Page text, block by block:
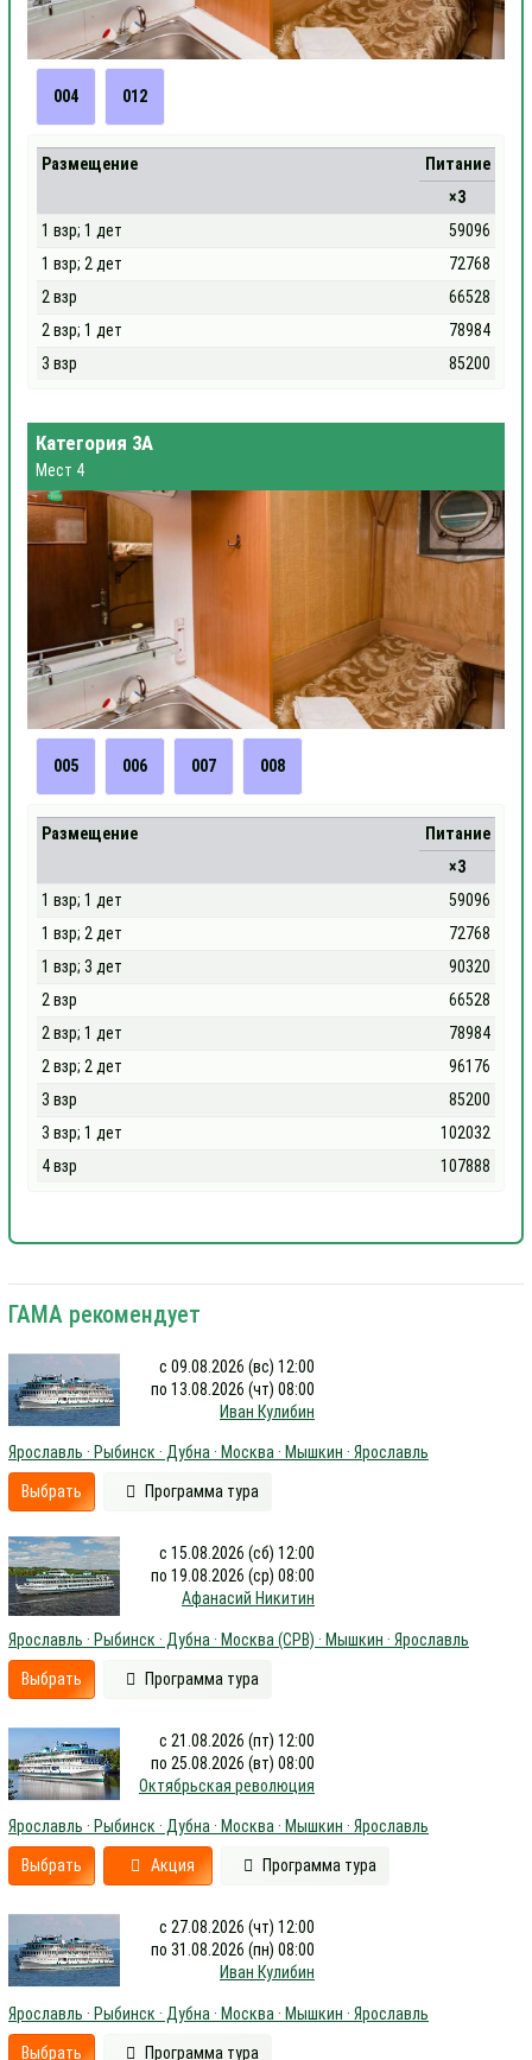
004 012
Размещение
Питание
×3
1 взр; 1 дет
59096
1 взр; 2 дет
72768
2 взр
66528
2 взр; 1 дет
78984
3 взр
85200
Категория 3А
Мест 4
005 006 007 008
Размещение
Питание
×3
1 взр; 1 дет
59096
1 взр; 2 дет
72768
1 взр; 3 дет
90320
2 взр
66528
2 взр; 1 дет
78984
2 взр; 2 дет
96176
3 взр
85200
3 взр; 1 дет
102032
4 взр
107888
ГАМА рекомендует
с 09.08.2026 (вс) 12:00
по 13.08.2026 (чт) 08:00
Иван Кулибин
Ярославль · Рыбинск · Дубна · Москва · Мышкин · Ярославль
Выбрать Программа тура
с 15.08.2026 (сб) 12:00
по 19.08.2026 (ср) 08:00
Афанасий Никитин
Ярославль · Рыбинск · Дубна · Москва (СРВ) · Мышкин · Ярославль
Выбрать Программа тура
с 21.08.2026 (пт) 12:00
по 25.08.2026 (вт) 08:00
Октябрьская революция
Ярославль · Рыбинск · Дубна · Москва · Мышкин · Ярославль
Выбрать Акция Программа тура
с 27.08.2026 (чт) 12:00
по 31.08.2026 (пн) 08:00
Иван Кулибин
Ярославль · Рыбинск · Дубна · Москва · Мышкин · Ярославль
Выбрать Программа тура